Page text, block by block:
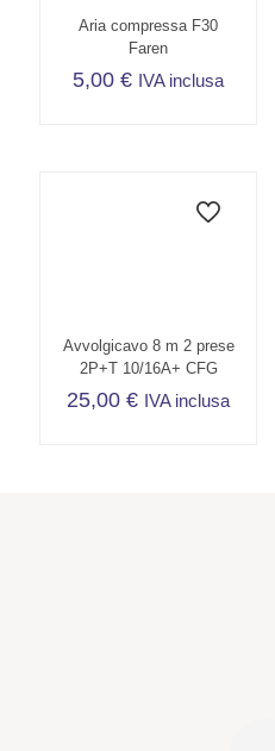
Aria compressa F30
Faren
5,00€ IVA inclusa
Avvolgicavo 8 m 2 prese
2P+T 10/16A+ CFG
25,00€ IVA inclusa